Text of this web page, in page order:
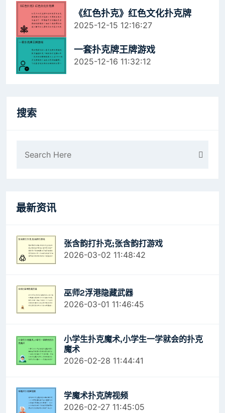
《红色扑克》红色文化扑克牌
2025-12-15 12:16:27
一套扑克牌王牌游戏
2025-12-16 11:32:12
搜索
最新资讯
张含韵打扑克;张含韵打游戏
2026-03-02 11:48:42
巫师2浮港隐藏武器
2026-03-01 11:46:45
小学生扑克魔术,小学生一学就会的扑克
魔术
2026-02-28 11:44:41
学魔术扑克牌视频
2026-02-27 11:45:05